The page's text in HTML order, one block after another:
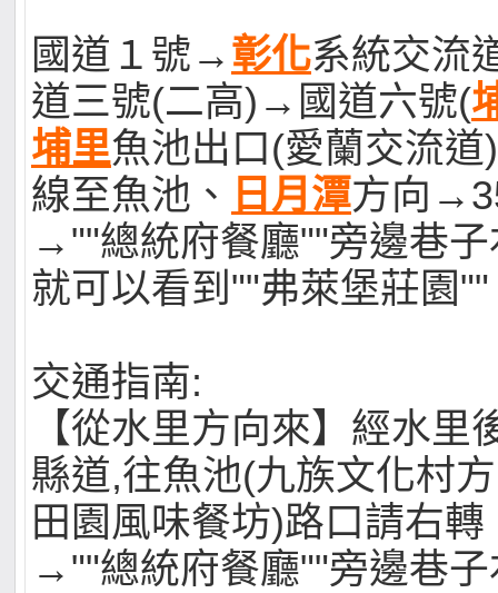
國道１號→ 彰化系統交流
道三號(二高)→國道六號(
埔里魚池出口(愛蘭交流
線至魚池、 日月潭方向
→""總統府餐廳""旁邊巷
就可以看到""弗萊堡莊園""
交通指南:
【從水里方向來】經水里
縣道,往魚池(九族文化村
田園風味餐坊)路口請右
→""總統府餐廳""旁邊巷